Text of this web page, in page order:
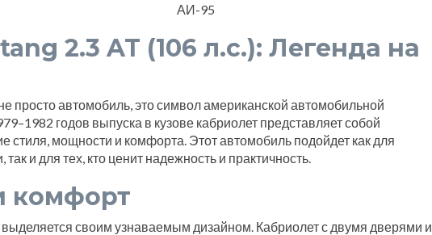
АИ-95
2.3 AT (106 л.с.): Легенда на
просто автомобиль, это символ американской автомобильной
годов выпуска в кузове кабриолет представляет собой
стиля, мощности и комфорта. Этот автомобиль подойдет как для
и для тех, кто ценит надежность и практичность.
комфорт
выделяется своим узнаваемым дизайном. Кабриолет с двумя дверями и